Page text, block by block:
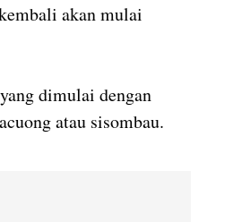
akan mulai
dimulai dengan
atau sisombau.